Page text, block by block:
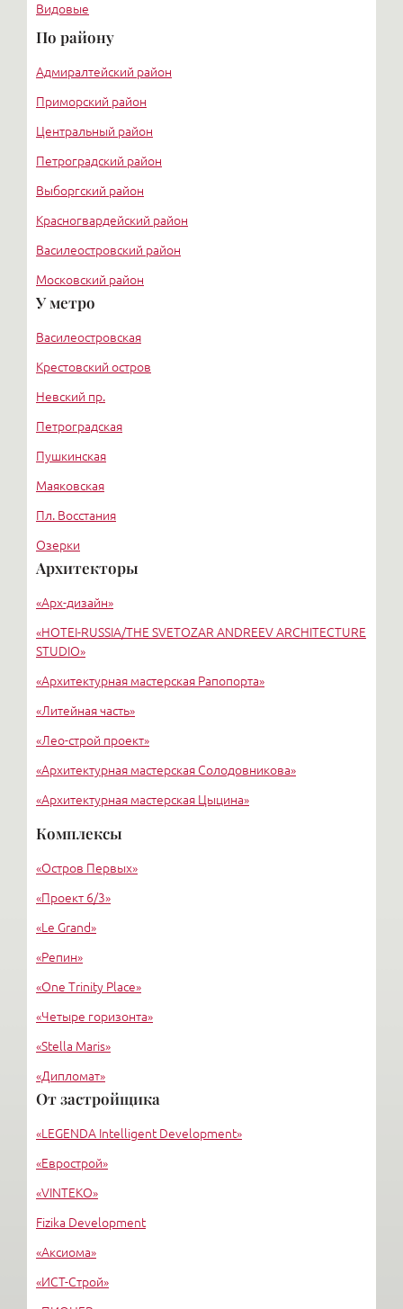
Видовые
По району
Адмиралтейский район
Приморский район
Центральный район
Петроградский район
Выборгский район
Красногвардейский район
Василеостровский район
Московский район
Курортный район
У метро
Василеостровская
Крестовский остров
Невский пр.
Петроградская
Пушкинская
Маяковская
Пл. Восстания
Озерки
Парк Победы
Беговая
Архитекторы
«Арх-дизайн»
«HОTEI-RUSSIA/THE SVETOZAR ANDREEV ARCHITECTURE
STUDIO»
«Архитектурная мастерская Рапопорта»
«Литейная часть»
«Лео-строй проект»
«Архитектурная мастерская Солодовникова»
«Архитектурная мастерская Цыцина»
«Земцов, Кондиайн и партнеры»
Комплексы
«Остров Первых»
«Проект 6/3»
«Le Grand»
«Репин»
«One Trinity Place»
«Четыре горизонта»
«Stella Maris»
«Дипломат»
«Евросиб»
«МОНФЕРРАН»
От застройщика
«LEGENDA Intelligent Development»
«Еврострой»
«VINTEKO»
Fizika Development
«Аксиома»
«ИСТ-Строй»